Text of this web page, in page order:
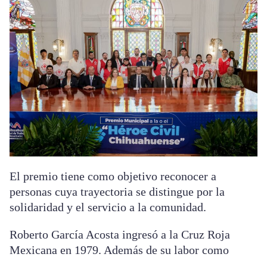
El premio tiene como objetivo reconocer a
personas cuya trayectoria se distingue por la
solidaridad y el servicio a la comunidad.
Roberto García Acosta ingresó a la Cruz Roja
Mexicana en 1979. Además de su labor como